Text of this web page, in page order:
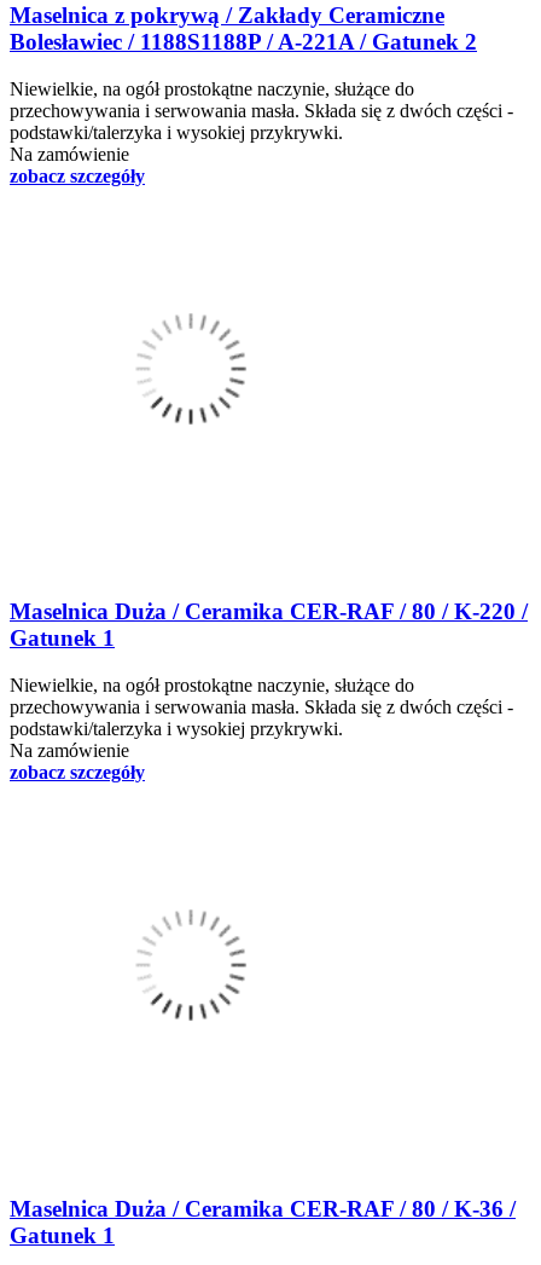
Maselnica z pokrywą / Zakłady Ceramiczne
Bolesławiec / 1188S1188P / A-221A / Gatunek 2
Niewielkie, na ogół prostokątne naczynie, służące do
przechowywania i serwowania masła. Składa się z dwóch części -
podstawki/talerzyka i wysokiej przykrywki.
Na zamówienie
zobacz szczegóły
Maselnica Duża / Ceramika CER-RAF / 80 / K-220 /
Gatunek 1
Niewielkie, na ogół prostokątne naczynie, służące do
przechowywania i serwowania masła. Składa się z dwóch części -
podstawki/talerzyka i wysokiej przykrywki.
Na zamówienie
zobacz szczegóły
Maselnica Duża / Ceramika CER-RAF / 80 / K-36 /
Gatunek 1